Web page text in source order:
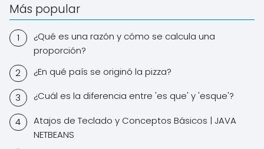
Más popular
¿Qué es una razón y cómo se calcula una
proporción?
¿En qué país se originó la pizza?
¿Cuál es la diferencia entre 'es que' y 'esque'?
Atajos de Teclado y Conceptos Básicos | JAVA
NETBEANS